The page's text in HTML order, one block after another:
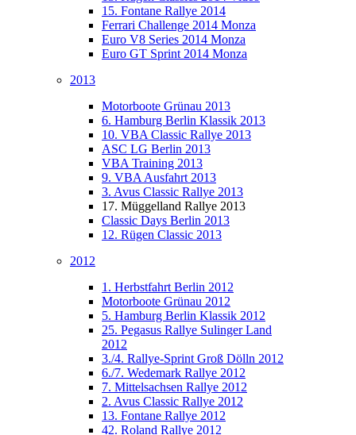
15. Fontane Rallye 2014
Ferrari Challenge 2014 Monza
Euro V8 Series 2014 Monza
Euro GT Sprint 2014 Monza
2013
Motorboote Grünau 2013
6. Hamburg Berlin Klassik 2013
10. VBA Classic Rallye 2013
ASC LG Berlin 2013
VBA Training 2013
9. VBA Ausfahrt 2013
3. Avus Classic Rallye 2013
17. Müggelland Rallye 2013
Classic Days Berlin 2013
12. Rügen Classic 2013
2012
1. Herbstfahrt Berlin 2012
Motorboote Grünau 2012
5. Hamburg Berlin Klassik 2012
25. Pegasus Rallye Sulinger Land
2012
3./4. Rallye-Sprint Groß Dölln 2012
6./7. Wedemark Rallye 2012
7. Mittelsachsen Rallye 2012
2. Avus Classic Rallye 2012
13. Fontane Rallye 2012
42. Roland Rallye 2012